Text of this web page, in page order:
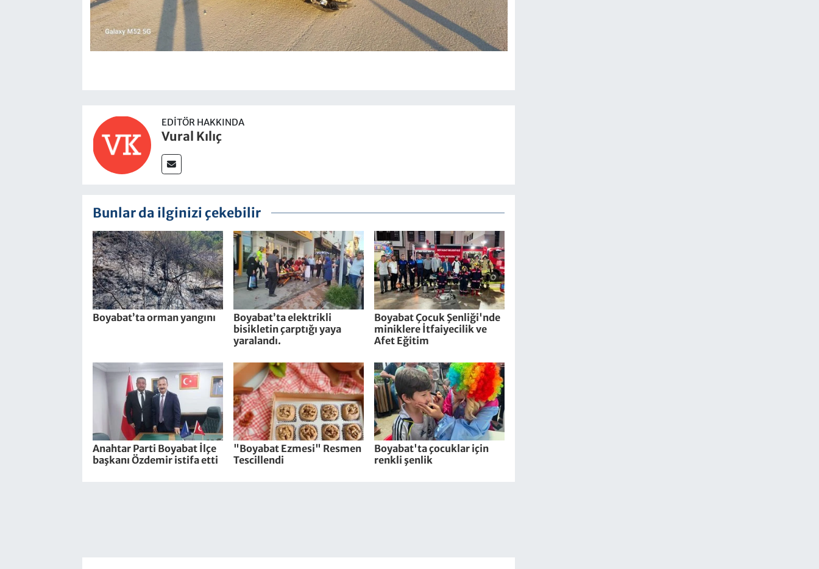
EDITÖR HAKKINDA
Vural Kılıç
Bunlar da ilginizi çekebilir
Boyabat’ta orman yangını
Boyabat’ta elektrikli
bisikletin çarptığı yaya
yaralandı.
Boyabat Çocuk Şenliği'nde
miniklere İtfaiyecilik ve
Afet Eğitim
Anahtar Parti Boyabat İlçe
başkanı Özdemir istifa etti
"Boyabat Ezmesi" Resmen
Tescillendi
Boyabat'ta çocuklar için
renkli şenlik